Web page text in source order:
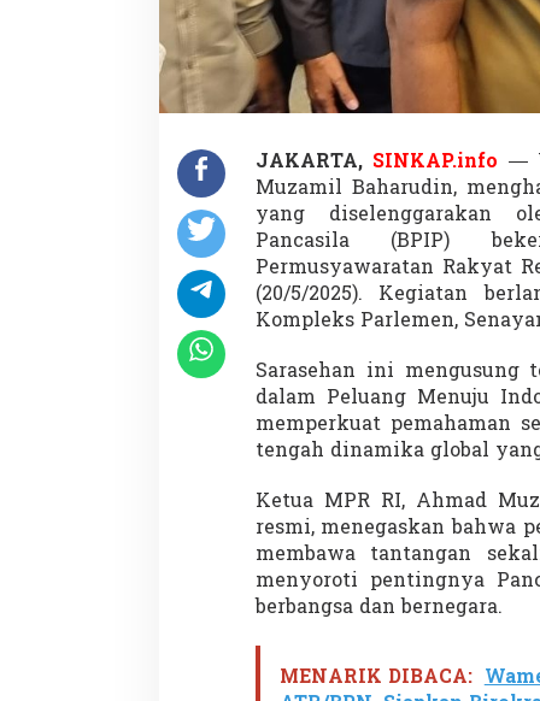
M
P
R
h
s
T
a
n
t
a
n
g
a
D
u
n
i
a
JAKARTA, SINKAP.info —
Muzamil Baharudin,
yang diselenggarakan
Pancasila (BPIP)
Permusyawaratan Rakyat
(20/5/2025). Kegiatan
Kompleks Parlemen,
Sarasehan ini mengusung
dalam Peluang Menuju
memperkuat pemahaman
tengah dinamika global
Ketua MPR RI, Ahmad
resmi, menegaskan bahwa
membawa tantangan
menyoroti pentingnya
berbangsa dan bernegara.
MENARIK DIBACA: